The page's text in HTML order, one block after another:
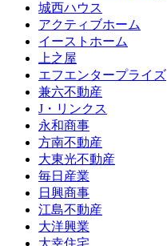
城西ハウス
アクティブホーム
イーストホーム
上之屋
エフエンタープライズ
兼六不動産
J・リンクス
永和商事
方南不動産
大東光不動産
毎日産業
日興商事
江島不動産
大洋興業